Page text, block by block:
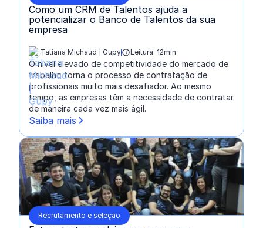
Como um CRM de Talentos ajuda a
potencializar o Banco de Talentos da sua
empresa
escrito por:
Tatiana Michaud | Gupy Leitura: 12min
O nível elevado de competitividade do mercado de
trabalho torna o processo de contratação de
profissionais muito mais desafiador. Ao mesmo
tempo, as empresas têm a necessidade de contratar
de maneira cada vez mais ágil.
Saiba mais
Recrutamento e seleção